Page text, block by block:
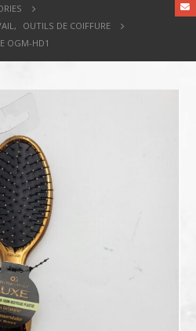
,
OUTILS DE COIFFURE
OGM-HD1